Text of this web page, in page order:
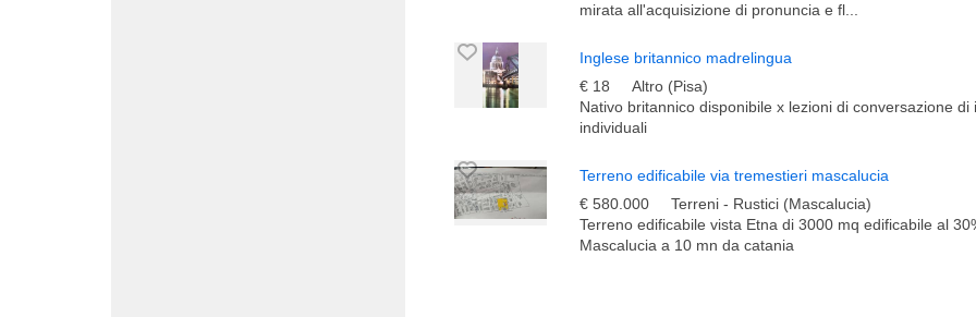
mirata all'acquisizione di pronuncia e fl...
Inglese britannico madrelingua
€ 18
Altro (Pisa)
Nativo britannico disponibile x lezioni di conversazione di
individuali
Terreno edificabile via tremestieri mascalucia
€ 580.000
Terreni - Rustici (Mascalucia)
Terreno edificabile vista Etna di 3000 mq edificabile al
Mascalucia a 10 mn da catania